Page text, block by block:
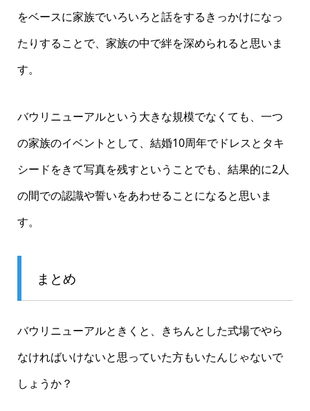
をベースに家族でいろいろと話をするきっかけになっ
たりすることで、家族の中で絆を深められると思いま
す。
バウリニューアルという大きな規模でなくても、一つ
の家族のイベントとして、結婚10周年でドレスとタキ
シードをきて写真を残すということでも、結果的に2人
の間での認識や誓いをあわせることになると思いま
す。
まとめ
バウリニューアルときくと、きちんとした式場でやら
なければいけないと思っていた方もいたんじゃないで
しょうか？